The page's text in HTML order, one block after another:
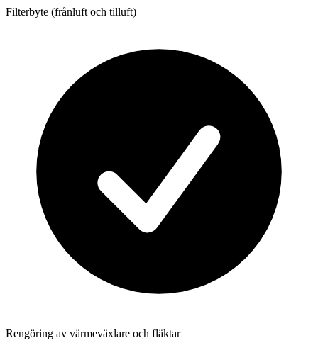
Filterbyte (frånluft och tilluft)
Rengöring av värmeväxlare och fläktar